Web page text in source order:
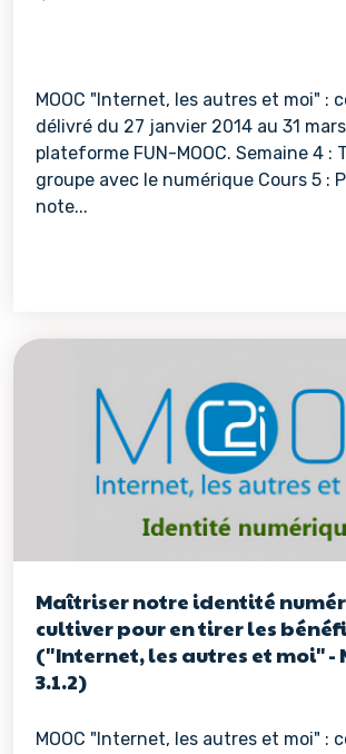
MOOC "Internet, les autres et moi" :
délivré du 27 janvier 2014 au 31
plateforme FUN-MOOC. Semaine 4 :
groupe avec le numérique Cours 5 :
note...
Voir
Maîtriser notre identité
cultiver pour en tirer les
("Internet, les autres et moi" -
3.1.2)
MOOC "Internet, les autres et moi" :